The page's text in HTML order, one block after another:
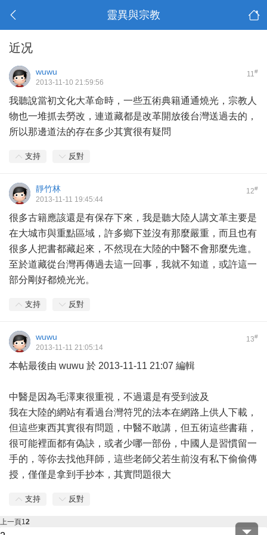
靈異與宗教
近况
11#
wuwu
2013-11-10 21:59:56
我聽說當初文化大革命時，一些五術典籍通通燒光，宗教人
物也一堆抓去勞改，連道藏都是改革開放後台灣送過去的，
所以那邊道法的存在多少其實很有疑問
支持 反對
12#
靜竹林
2013-11-11 19:45:44
很多古籍應該還是有保存下來，我是聽大陸人講文革主要是
在大城市與重點區域，許多鄉下並沒有那麼嚴重，而且也有
很多人把書都藏起來，不然現在大陸的中醫不會那麼先進。
至於道藏從台灣再傳過去這一回事，我就不知道，或許這一
部分剛好都燒光光。
支持 反對
13#
wuwu
2013-11-11 21:05:14
本帖最後由 wuwu 於 2013-11-11 21:07 編輯
中醫是因為毛澤東很重視，不過還是有受到波及
我在大陸的網站有看過台灣符咒的法本在網路上供人下載，
但這些東西其實很有問題，中醫不敢講，但五術這些書藉，
很可能裡面都有偽訣，或者少哪一部份，中國人是習慣留一
手的，等你去找他拜師，這些老師父若生前沒有私下偷偷傳
授，僅僅是拿到手抄本，其實問題很大
支持 反對
上一頁12